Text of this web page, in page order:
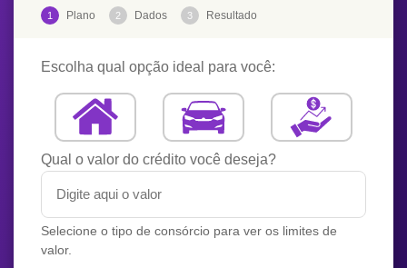
1 Plano 2 Dados 3 Resultado
Escolha qual opção ideal para você:
Qual o valor do crédito você deseja?
Selecione o tipo de consórcio para ver os limites de
valor.